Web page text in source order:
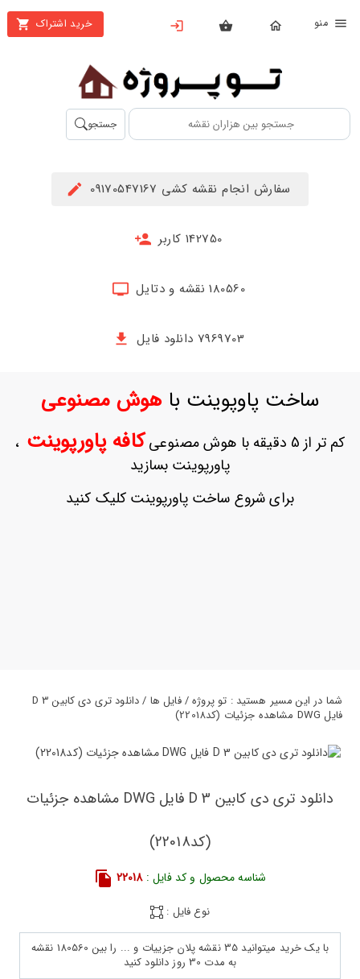
خرید اشتراک
بستن
محصولات
تهیه
اشتراک
حساب
ثبت
بازیابی
جستجو
سفارش انجام نقشه کشی 09170547167
142750 کاربر
180560 نقشه و دتایل
7969703 دانلود فایل
ساخت پاوپوینت باهوش مصنوعی
کم تر از 5 دقیقه با هوش مصنوعی کافه پاورپوینت ،
پاورپوینت بسازید
برای شروع ساخت پاورپوینت کلیک کنید
شما در این مسیر هستید : تو پروژه / فایل ها / دانلود تری دی کابین 3 D
فایل DWG مشاهده جزئیات (کد22018)
دانلود تری دی کابین 3 D فایل DWG مشاهده جزئیات
(کد22018)
شناسه محصول و کد فایل :22018
نوع فایل :
با یک خرید میتوانید 35 نقشه پلان جزییات و ... را بین 180560 نقشه
به مدت 30 روز دانلود کنید